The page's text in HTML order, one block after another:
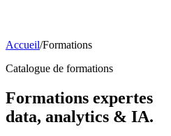
Accueil/Formations
Catalogue de formations
Formations expertes
data, analytics & IA.